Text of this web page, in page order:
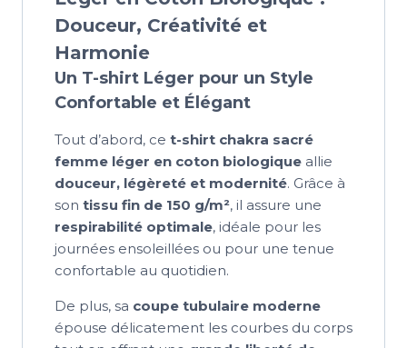
Douceur, Créativité et
Harmonie
Un T-shirt Léger pour un Style
Confortable et Élégant
Tout d’abord, ce t-shirt chakra sacré
femme léger en coton biologique allie
douceur, légèreté et modernité. Grâce à
son tissu fin de 150 g/m², il assure une
respirabilité optimale, idéale pour les
journées ensoleillées ou pour une tenue
confortable au quotidien.
De plus, sa coupe tubulaire moderne
épouse délicatement les courbes du corps